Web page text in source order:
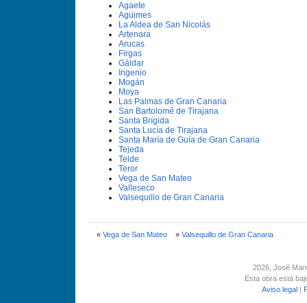
Agaete
Agüimes
La Aldea de San Nicolás
Artenara
Arucas
Firgas
Gáldar
Ingenio
Mogán
Moya
Las Palmas de Gran Canaria
San Bartolomé de Tirajana
Santa Brí­gida
Santa Lucí­a de Tirajana
Santa Marí­a de Guí­a de Gran Canaria
Tejeda
Telde
Teror
Vega de San Mateo
Valleseco
Valsequillo de Gran Canaria
« Vega de San Mateo» Valsequillo de Gran Canaria
2026, José
Esta obra está
Aviso legal |